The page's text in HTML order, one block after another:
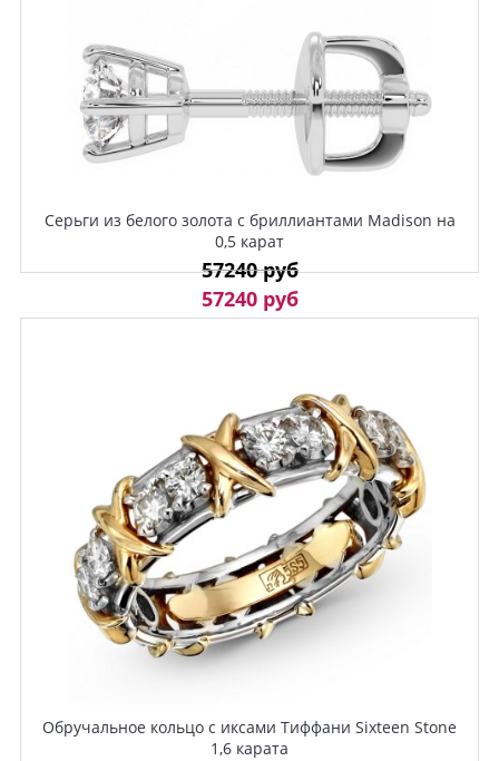
Серьги из белого золота с бриллиантами Madison на
0,5 карат
57240 руб
57240 руб
Обручальное кольцо с иксами Тиффани Sixteen Stone
1,6 карата